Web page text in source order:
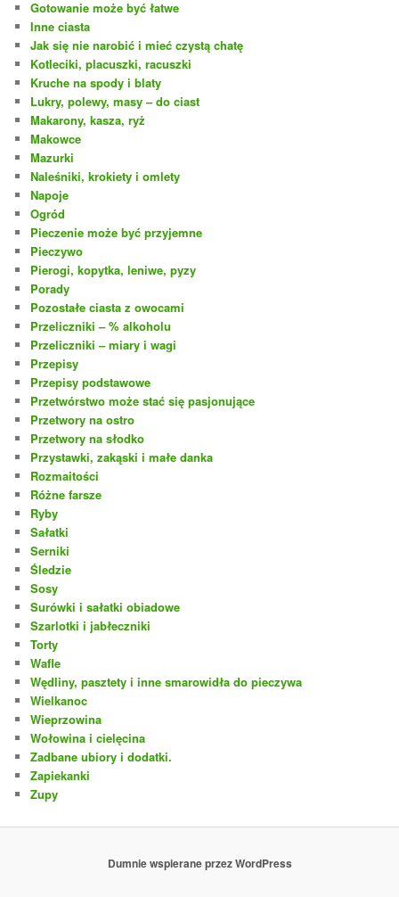
Gotowanie może być łatwe
Inne ciasta
Jak się nie narobić i mieć czystą chatę
Kotleciki, placuszki, racuszki
Kruche na spody i blaty
Lukry, polewy, masy – do ciast
Makarony, kasza, ryż
Makowce
Mazurki
Naleśniki, krokiety i omlety
Napoje
Ogród
Pieczenie może być przyjemne
Pieczywo
Pierogi, kopytka, leniwe, pyzy
Porady
Pozostałe ciasta z owocami
Przeliczniki – % alkoholu
Przeliczniki – miary i wagi
Przepisy
Przepisy podstawowe
Przetwórstwo może stać się pasjonujące
Przetwory na ostro
Przetwory na słodko
Przystawki, zakąski i małe danka
Rozmaitości
Różne farsze
Ryby
Sałatki
Serniki
Śledzie
Sosy
Surówki i sałatki obiadowe
Szarlotki i jabłeczniki
Torty
Wafle
Wędliny, pasztety i inne smarowidła do pieczywa
Wielkanoc
Wieprzowina
Wołowina i cielęcina
Zadbane ubiory i dodatki.
Zapiekanki
Zupy
Dumnie wspierane przez WordPress